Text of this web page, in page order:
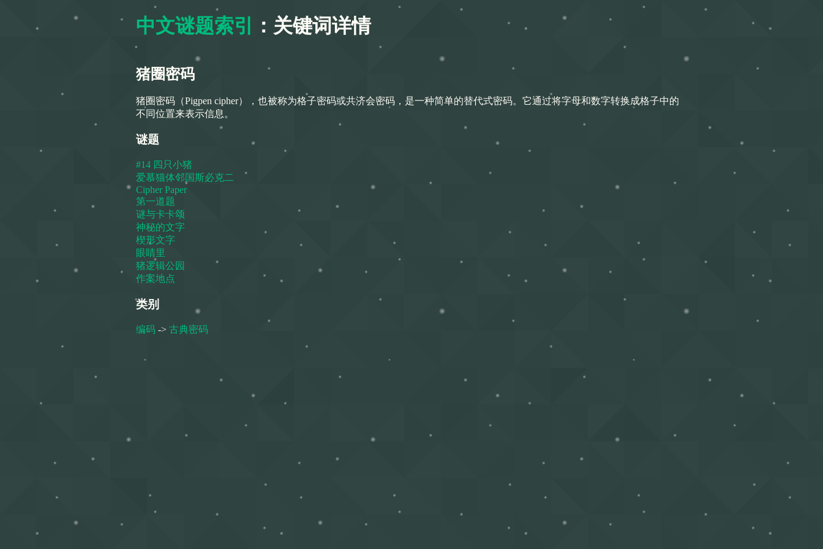
中文谜题索引 ：关键词详情
猪圈密码
猪圈密码（Pigpen cipher），也被称为格子密码或共济会密码，是一种简单的替代式密码。它通过将字母和数字转换成格子中的
不同位置来表示信息。
谜题
#14 四只小猪
爱慕猫体邻国斯必克二
Cipher Paper
第一道题
谜与卡卡颂
神秘的文字
楔形文字
眼睛里
猪逻辑公园
作案地点
类别
编码 -> 古典密码